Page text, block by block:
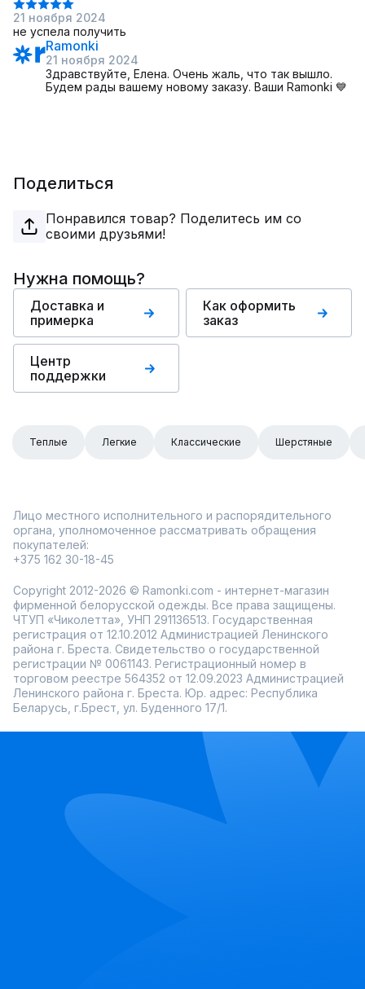
21 ноября 2024
не успела получить
Ramonki
21 ноября 2024
Здравствуйте, Елена. Очень жаль, что так вышло.
Будем рады вашему новому заказу. Ваши Ramonki 💙
Поделиться
Понравился товар? Поделитесь им со
своими друзьями!
Нужна помощь?
Доставка и
примерка
Как оформить
заказ
Центр
поддержки
Теплые Легкие Классические Шерстяные
Лицо местного исполнительного и распорядительного
органа, уполномоченное рассматривать обращения
покупателей:
+375 162 30-18-45
Copyright 2012-2026 © Ramonki.com - интернет-магазин
фирменной белорусской одежды. Все права защищены.
ЧТУП «Чиколетта», УНП 291136513. Государственная
регистрация от 12.10.2012 Администрацией Ленинского
района г. Бреста. Свидетельство о государственной
регистрации № 0061143. Регистрационный номер в
торговом реестре 564352 от 12.09.2023 Администрацией
Ленинского района г. Бреста. Юр. адрес: Республика
Беларусь, г.Брест, ул. Буденного 17/1.